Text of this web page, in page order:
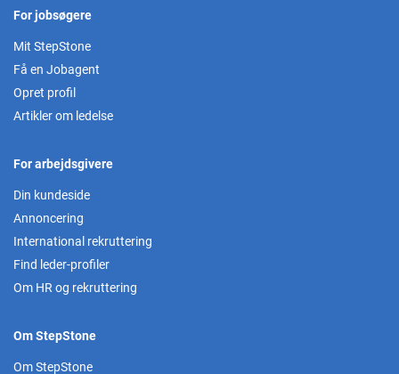
For jobsøgere
Mit StepStone
Få en Jobagent
Opret profil
Artikler om ledelse
For arbejdsgivere
Din kundeside
Annoncering
International rekruttering
Find leder-profiler
Om HR og rekruttering
Om StepStone
Om StepStone